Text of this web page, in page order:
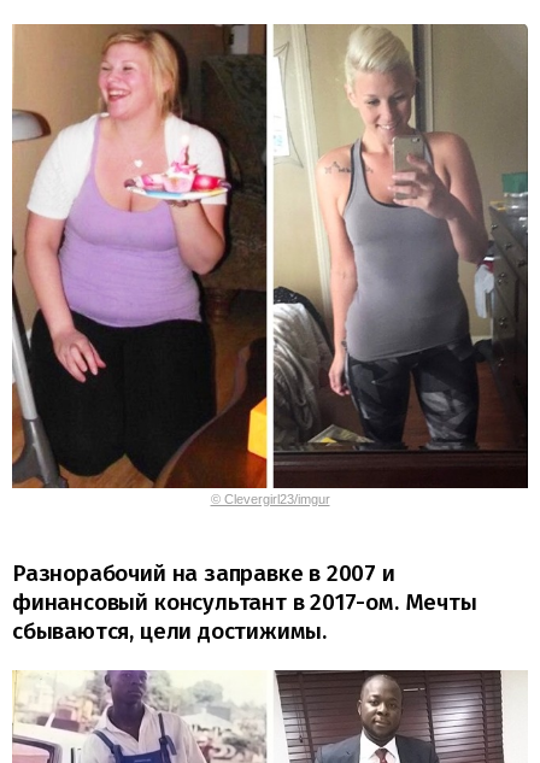
© Clevergirl23/imgur
Разнорабочий на заправке в 2007 и
финансовый консультант в 2017-ом. Мечты
сбываются, цели достижимы.